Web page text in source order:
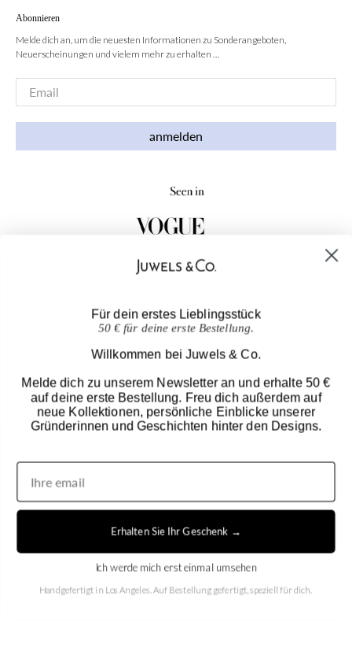
Abonnieren
Melde dich an, um die neuesten Informationen zu Sonderangeboten,
Neuerscheinungen und vielem mehr zu erhalten …
Email*
anmelden
EN DE
Für dein erstes Lieblingsstück
50 € für deine erste Bestellung.
Willkommen bei Juwels & Co.
Melde dich zu unserem Newsletter an und erhalte 50 €
auf deine erste Bestellung. Freu dich außerdem auf
neue Kollektionen, persönliche Einblicke unserer
Gründerinnen und Geschichten hinter den Designs.
Erhalten Sie Ihr Geschenk →
Ich werde mich erst einmal umsehen
Handgefertigt in Los Angeles. Auf Bestellung gefertigt, speziell für dich.